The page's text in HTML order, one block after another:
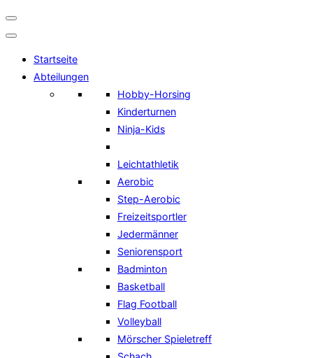
Navigation
umschalten
Startseite
Abteilungen
Hobby-Horsing
Kinderturnen
Ninja-Kids
Leichtathletik
Aerobic
Step-Aerobic
Freizeitsportler
Jedermänner
Seniorensport
Badminton
Basketball
Flag Football
Volleyball
Mörscher Spieletreff